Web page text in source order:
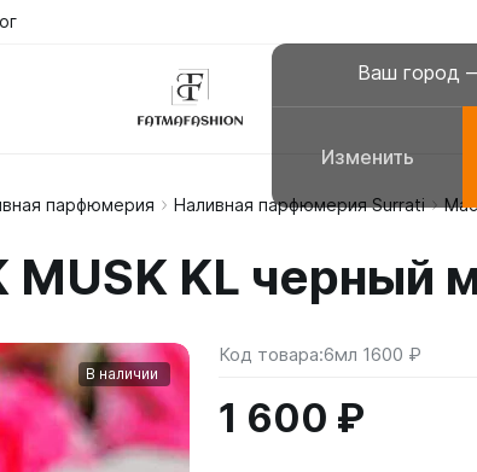
Ваш город
Изменить
платья
платья
Платья для молитвы,
Галабеи домашние
парфюмерия Наливная парфюмерия Surrati
KL черный
В наличии
Код товара:6мл 1600 ₽
1 600 ₽